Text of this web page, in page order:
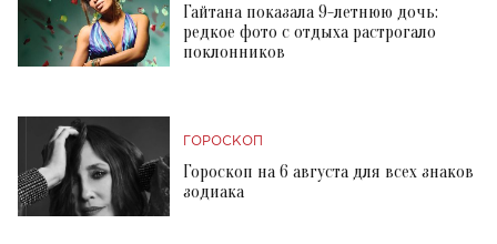
Гайтана показала 9-летнюю дочь:
редкое фото с отдыха растрогало
поклонников
ГОРОСКОП
Гороскоп на 6 августа для всех знаков
зодиака